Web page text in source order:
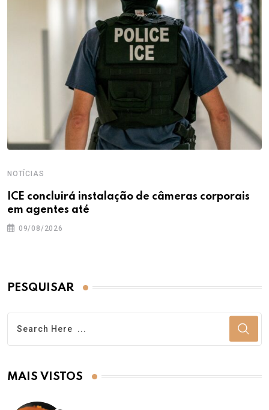
NOTÍCIAS
ICE concluirá instalação de câmeras corporais
em agentes até
09/08/2026
PESQUISAR
MAIS VISTOS